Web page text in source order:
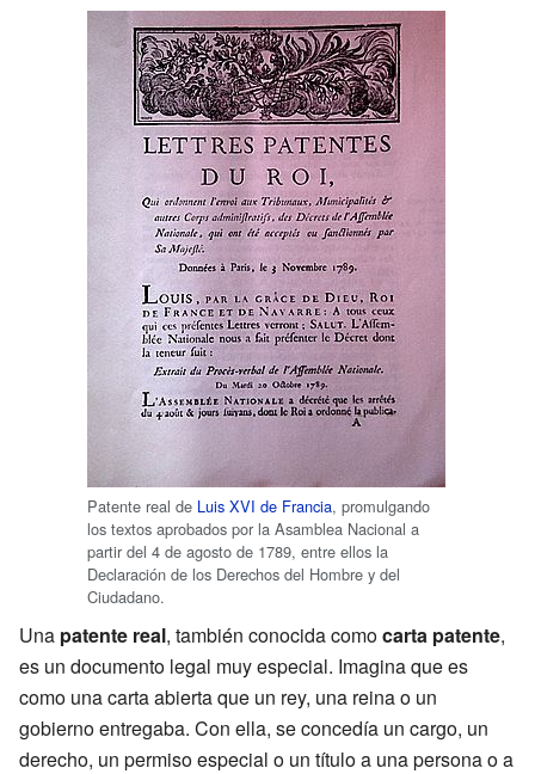
Patente real de Luis XVI de Francia, promulgando
los textos aprobados por la Asamblea Nacional a
partir del 4 de agosto de 1789, entre ellos la
Declaración de los Derechos del Hombre y del
Ciudadano.
Una patente real, también conocida comocarta patente,
es un documento legal muy especial. Imagina que es
como una carta abierta que un rey, una reina o un
gobierno entregaba. Con ella, se concedía un cargo, un
derecho, un permiso especial o un título a una persona o a